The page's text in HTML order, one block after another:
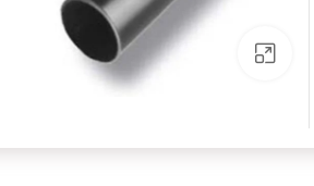
برای بزرگنمایی کلیک کنید